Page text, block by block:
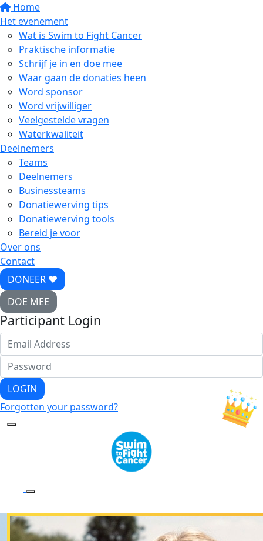
Home
Het evenement
Wat is Swim to Fight Cancer
Praktische informatie
Schrijf je in en doe mee
Waar gaan de donaties heen
Word sponsor
Word vrijwilliger
Veelgestelde vragen
Waterkwaliteit
Deelnemers
Teams
Deelnemers
Businessteams
Donatiewerving tips
Donatiewerving tools
Bereid je voor
Over ons
Contact
DONEER ♥
DOE MEE
Participant Login
LOGIN
Forgotten your password?